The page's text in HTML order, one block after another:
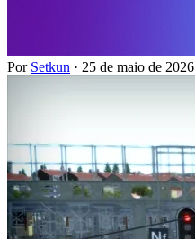
Por Setkun · 25 de maio de 2026